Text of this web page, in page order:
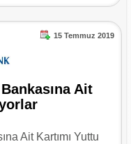
15 Temmuz 2019
Ait
Ait Kartımı Yuttu